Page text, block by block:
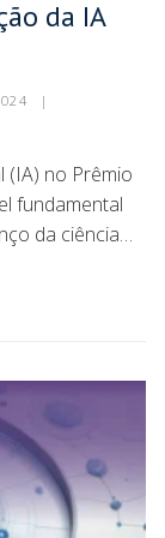
da IA
|
(IA) no Prêmio
fundamental
da ciência…